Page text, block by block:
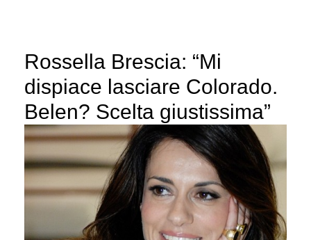
Rossella Brescia: “Mi
dispiace lasciare Colorado.
Belen? Scelta giustissima”